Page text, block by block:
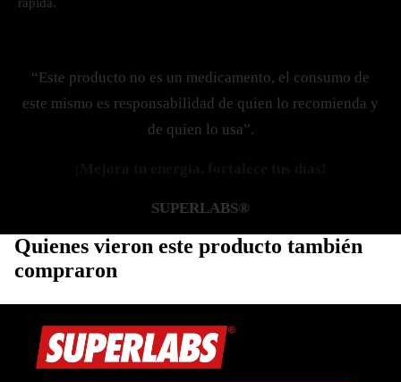
“Este producto no es un medicamento, el consumo de
este mismo es responsabilidad de quien lo recomienda y
de quien lo usa”.
SUPERLABS®
Quienes vieron este producto también
compraron